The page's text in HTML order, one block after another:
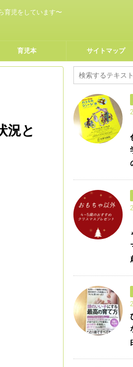
育児をしています〜
育児本 サイトマップ
況と